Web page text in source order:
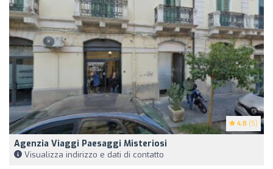
4.8 (5)
Agenzia Viaggi Paesaggi Misteriosi
Visualizza indirizzo e dati di contatto